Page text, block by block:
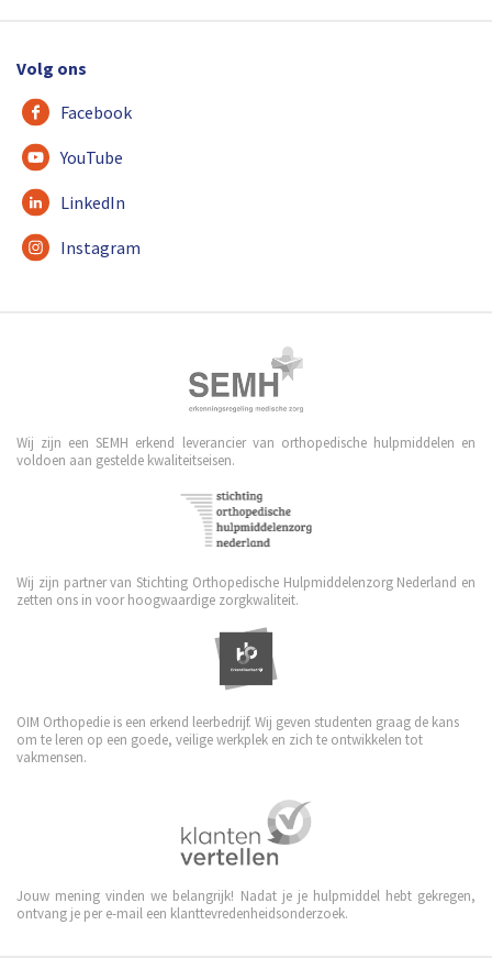
Volg ons
Facebook
YouTube
LinkedIn
Instagram
Wij zijn een SEMH erkend leverancier van orthopedische hulpmiddelen en
voldoen aan gestelde kwaliteitseisen.
Wij zijn partner van Stichting Orthopedische Hulpmiddelenzorg Nederland en
zetten ons in voor hoogwaardige zorgkwaliteit.
OIM Orthopedie is een erkend leerbedrijf. Wij geven studenten graag de kans
om te leren op een goede, veilige werkplek en zich te ontwikkelen tot
vakmensen.
Jouw mening vinden we belangrijk! Nadat je je hulpmiddel hebt gekregen,
ontvang je per e-mail een klanttevredenheidsonderzoek.